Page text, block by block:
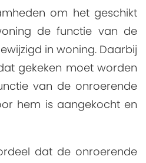
om het geschikt
de functie van de
in woning. Daarbij
gekeken moet worden
van de onroerende
hem is aangekocht en
dat de onroerende